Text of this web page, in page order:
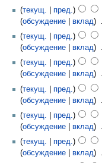
текущ.
пред.
обсуждение
вклад
текущ.
пред.
обсуждение
вклад
текущ.
пред.
обсуждение
вклад
текущ.
пред.
обсуждение
вклад
текущ.
пред.
обсуждение
вклад
текущ.
пред.
обсуждение
вклад